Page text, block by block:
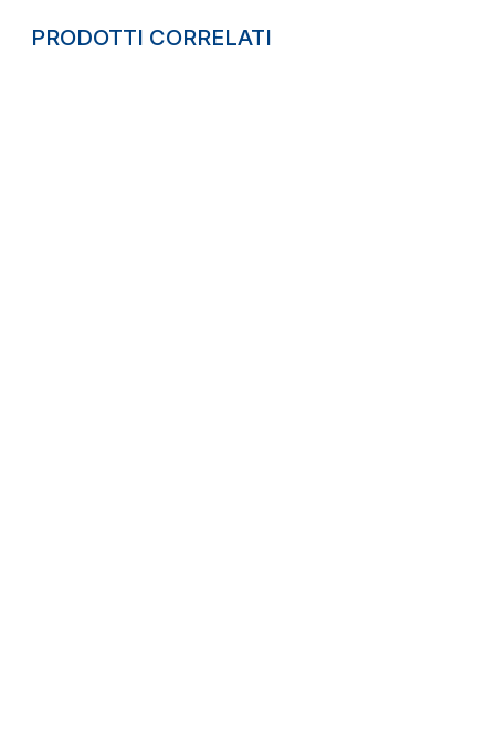
PRODOTTI CORRELATI